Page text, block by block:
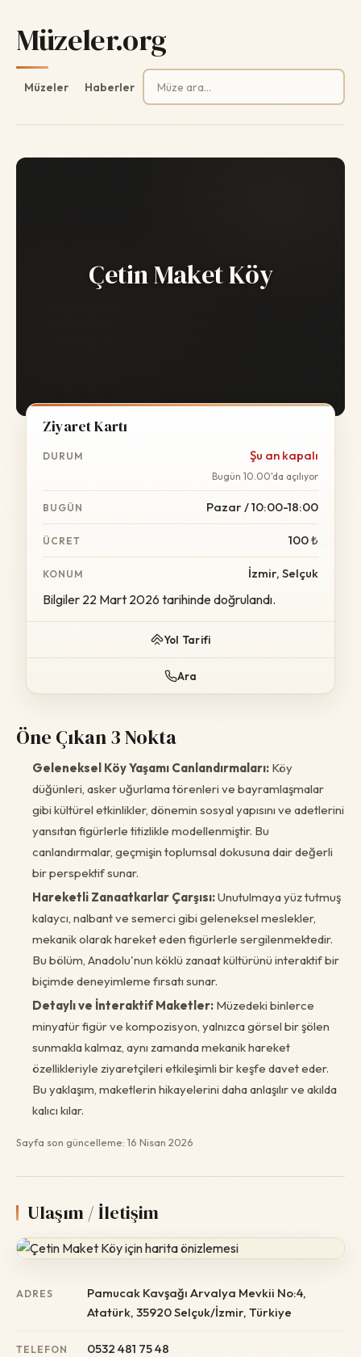
Müzeler.org
Müzeler Haberler
Arama:
Çetin Maket Köy
Ziyaret Kartı
DURUM Şu an kapalı
Bugün 10.00'da açılıyor
BUGÜN Pazar / 10:00-18:00
ÜCRET 100 ₺
KONUM İzmir, Selçuk
Bilgiler 22 Mart 2026 tarihinde doğrulandı.
Yol Tarifi
Ara
Öne Çıkan 3 Nokta
Geleneksel Köy Yaşamı Canlandırmaları: Köy
düğünleri, asker uğurlama törenleri ve bayramlaşmalar
gibi kültürel etkinlikler, dönemin sosyal yapısını ve adetlerini
yansıtan figürlerle titizlikle modellenmiştir. Bu
canlandırmalar, geçmişin toplumsal dokusuna dair değerli
bir perspektif sunar.
Hareketli Zanaatkarlar Çarşısı:Unutulmaya yüz tutmuş
kalaycı, nalbant ve semerci gibi geleneksel meslekler,
mekanik olarak hareket eden figürlerle sergilenmektedir.
Bu bölüm, Anadolu'nun köklü zanaat kültürünü interaktif bir
biçimde deneyimleme fırsatı sunar.
Detaylı ve İnteraktif Maketler: Müzedeki binlerce
minyatür figür ve kompozisyon, yalnızca görsel bir şölen
sunmakla kalmaz, aynı zamanda mekanik hareket
özellikleriyle ziyaretçileri etkileşimli bir keşfe davet eder.
Bu yaklaşım, maketlerin hikayelerini daha anlaşılır ve akılda
kalıcı kılar.
Sayfa son güncelleme: 16 Nisan 2026
Ulaşım / İletişim
ADRES
Pamucak Kavşağı Arvalya Mevkii No:4,
Atatürk, 35920 Selçuk/İzmir, Türkiye
TELEFON 0532 481 75 48